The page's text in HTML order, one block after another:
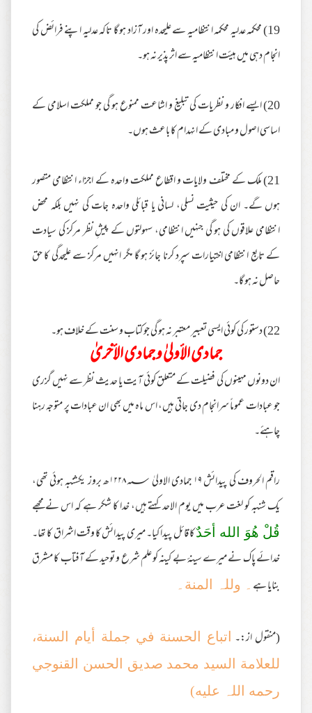
19) محکمہ عدلیہ محکمہ انتظامیہ سے علیحدہ اور آزاد ہو گا تاکہ عدلیہ اپنے فرائض کی
انجام دہی میں ہیئت انتظامیہ سے اثر پذیر نہ ہو۔
20) ایسے افکار و نظریات کی تبلیغ و اشاعت ممنوع ہو گی جو مملکت اسلامی کے
اساسی اصول و مبادی کے انہدام کا باعث ہوں۔
21) ملک کے مختلف ولایات و اقطاع مملکت واحدہ کے اجزاء انتظامی متصور
ہوں گے۔ ان کی حیثیت نسلی، لسانی یا قبائلی واحدہ جات کی نہیں بلکہ محض
انتظامی علاقوں کی ہو گی جنہیں انتظامی، سہولتوں کے پیشِ نظر مرکز کی سیادت
کے تابع انتظامی اختیارات سپرد کرنا جائز ہو گا مگر انہیں مرکز سے علیحدگی کا حق
حاصل نہ ہو گا۔
22) دستور کی کوئی ایسی تعبیر معتبر نہ ہو گی جو کتاب و سنت کے خلاف ہو۔
جمادی الأولیٰ و جمادی الأخریٰ
ان دونوں مہینوں کی فضیلت کے متعلق کوئی آیت یا حدیث نظر سے نہیں گزری
جو عبادات عموماً سرانجام دی جاتی ہیں، اس ماہ میں بھی ان عبادات پر متوجہ رہنا
چاہئے۔
راقم الحروف کی پیدائش ۱۹ جمادی الاولیٰ ۱۲۲۸؁ھ بروز یکشنبہ ہوئی تھی،
یک شنبہ کو لغت عرب میں یوم الاحد کہتے ہیں، خدا کا شکر ہے کہ اس نے مجھے
قُلْ هُوَ الله أحَدٌکا قائل پیدا کیا۔ میری پیدائش کا وقت اشراق کا تھا۔
خدائے پاک نے میرے سینۂ بے کینہ کو علم شرع و توحید کے آفتاب کا مشرق
بنایا ہے ۔ وللہ المنة۔
(منقول از:۔ اتباع الحسنة في جملة أیام السنة،
للعلامة السید محمد صدیق الحسن القنوجي
رحمه اللہ علیه)